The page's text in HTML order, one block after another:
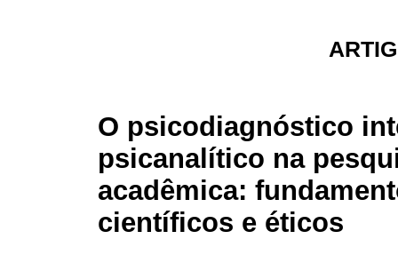
O psicodiagnóstico
psicanalítico na
acadêmica:
científicos e éticos